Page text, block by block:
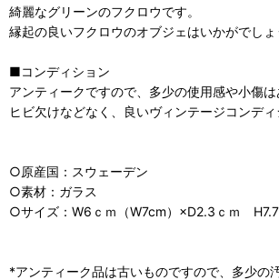
綺麗なグリーンのフクロウです。
縁起の良いフクロウのオブジェはいかがでしょ
■コンディション
アンティークですので、多少の使用感や小傷
ヒビ欠けなどなく、良いヴィンテージコンディ
○原産国：スウェーデン
○素材：ガラス
○サイズ：W6ｃｍ（W7cm）×D2.3ｃｍ
*アンティーク品は古いものですので、多少の